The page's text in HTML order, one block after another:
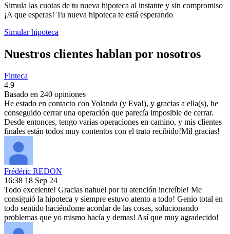
Simula las cuotas de tu nueva hipoteca al instante y sin compromiso
¡A que esperas! Tu nueva hipoteca te está esperando
Simular hipoteca
Nuestros clientes hablan por nosotros
Finteca
4.9
Basado en 240 opiniones
He estado en contacto con Yolanda (y Eva!), y gracias a ella(s), he
conseguido cerrar una operación que parecía imposible de cerrar.
Desde entonces, tengo varias operaciones en camino, y mis clientes
finales están todos muy contentos con el trato recibido!Mil gracias!
Frédéric REDON
16:38 18 Sep 24
Todo excelente! Gracias nahuel por tu atención increíble! Me
consiguió la hipoteca y siempre estuvo atento a todo! Genio total en
todo sentido haciéndome acordar de las cosas, solucionando
problemas que yo mismo hacía y demas! Así que muy agradecido!